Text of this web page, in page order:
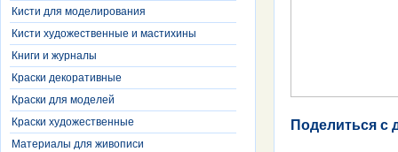
Кисти для моделирования
Кисти художественные и мастихины
Книги и журналы
Краски декоративные
Краски для моделей
Краски художественные
Материалы для живописи
Поделиться с